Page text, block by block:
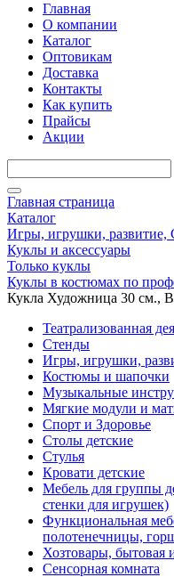
Главная
О компании
Каталог
Оптовикам
Доставка
Контакты
Как купить
Прайсы
Акции
Главная страница
Каталог
Игры, игрушки,
Куклы и аксессуары
Только куклы
Куклы в костюмах по
Кукла Художница 30 см.,
Театрализованная
Стенды
Игры, игрушки,
Костюмы и шапочки
Музыкальные
Мягкие модули и
Спорт и Здоровье
Столы детские
Стулья
Кровати детские
Мебель для группы
стенки для игрушек)
Функциональная
полотенечницы,
Хозтовары, бытовая
Сенсорная комната